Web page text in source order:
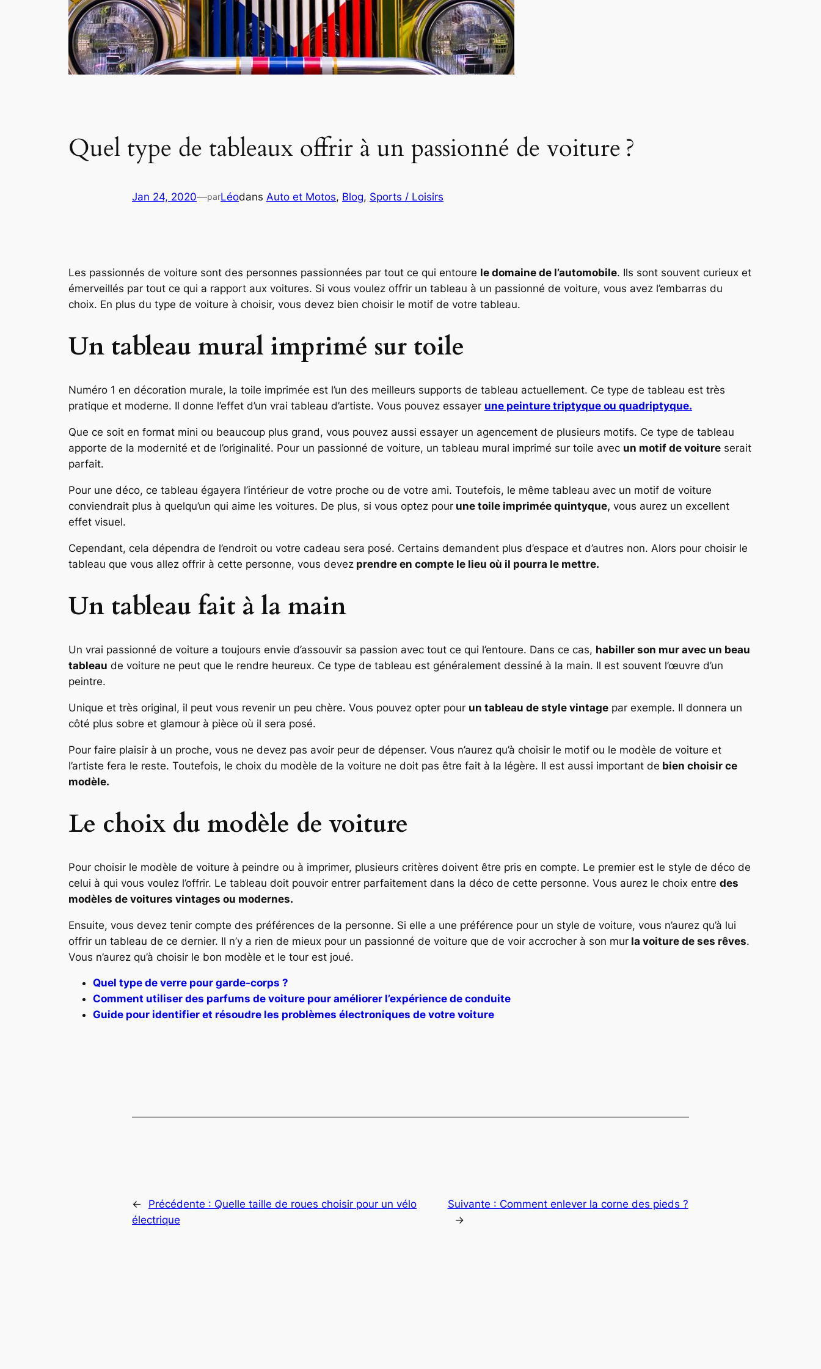
Quel type de tableaux offrir à un passionné de voiture ?
Jan 24, 2020—parLéodans Auto et Motos, Blog, Sports / Loisirs
Les passionnés de voiture sont des personnes passionnées par tout ce qui entoure le domaine de l’automobile. Ils sont souvent curieux et
émerveillés par tout ce qui a rapport aux voitures. Si vous voulez offrir un tableau à un passionné de voiture, vous avez l’embarras du
choix. En plus du type de voiture à choisir, vous devez bien choisir le motif de votre tableau.
Un tableau mural imprimé sur toile
Numéro 1 en décoration murale, la toile imprimée est l’un des meilleurs supports de tableau actuellement. Ce type de tableau est très
pratique et moderne. Il donne l’effet d’un vrai tableau d’artiste. Vous pouvez essayer une peinture triptyque ou quadriptyque.
Que ce soit en format mini ou beaucoup plus grand, vous pouvez aussi essayer un agencement de plusieurs motifs. Ce type de tableau
apporte de la modernité et de l’originalité. Pour un passionné de voiture, un tableau mural imprimé sur toile avec un motif de voiture serait
parfait.
Pour une déco, ce tableau égayera l’intérieur de votre proche ou de votre ami. Toutefois, le même tableau avec un motif de voiture
conviendrait plus à quelqu’un qui aime les voitures. De plus, si vous optez pour une toile imprimée quintyque, vous aurez un excellent
effet visuel.
Cependant, cela dépendra de l’endroit ou votre cadeau sera posé. Certains demandent plus d’espace et d’autres non. Alors pour choisir le
tableau que vous allez offrir à cette personne, vous devez prendre en compte le lieu où il pourra le mettre.
Un tableau fait à la main
Un vrai passionné de voiture a toujours envie d’assouvir sa passion avec tout ce qui l’entoure. Dans ce cas, habiller son mur avec un beau
tableau de voiture ne peut que le rendre heureux. Ce type de tableau est généralement dessiné à la main. Il est souvent l’œuvre d’un
peintre.
Unique et très original, il peut vous revenir un peu chère. Vous pouvez opter pour un tableau de style vintage par exemple. Il donnera un
côté plus sobre et glamour à pièce où il sera posé.
Pour faire plaisir à un proche, vous ne devez pas avoir peur de dépenser. Vous n’aurez qu’à choisir le motif ou le modèle de voiture et
l’artiste fera le reste. Toutefois, le choix du modèle de la voiture ne doit pas être fait à la légère. Il est aussi important de bien choisir ce
modèle.
Le choix du modèle de voiture
Pour choisir le modèle de voiture à peindre ou à imprimer, plusieurs critères doivent être pris en compte. Le premier est le style de déco de
celui à qui vous voulez l’offrir. Le tableau doit pouvoir entrer parfaitement dans la déco de cette personne. Vous aurez le choix entre des
modèles de voitures vintages ou modernes.
Ensuite, vous devez tenir compte des préférences de la personne. Si elle a une préférence pour un style de voiture, vous n’aurez qu’à lui
offrir un tableau de ce dernier. Il n’y a rien de mieux pour un passionné de voiture que de voir accrocher à son mur la voiture de ses rêves.
Vous n’aurez qu’à choisir le bon modèle et le tour est joué.
Quel type de verre pour garde-corps ?
Comment utiliser des parfums de voiture pour améliorer l’expérience de conduite
Guide pour identifier et résoudre les problèmes électroniques de votre voiture
← Précédente : Quelle taille de roues choisir pour un vélo
électrique
Suivante : Comment enlever la corne des pieds ?
→